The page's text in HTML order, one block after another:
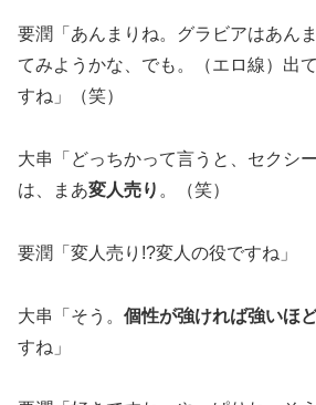
要潤「あんまりね。グラビアはあん
てみようかな、でも。（エロ線）出
すね」（笑）
大串「どっちかって言うと、セクシ
は、まあ変人売り 。（笑）
要潤「変人売り!?変人の役ですね」
大串「そう。 個性が強ければ強いほ
すね」